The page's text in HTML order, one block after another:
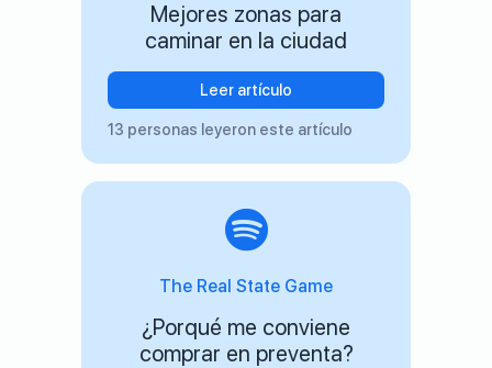
Mejores zonas para
caminar en la ciudad
Leer artículo
13 personas leyeron este artículo
The Real State Game
¿Porqué me conviene
comprar en preventa?